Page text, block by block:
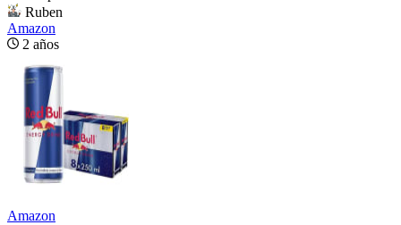
Ruben
Amazon
2 años
Amazon